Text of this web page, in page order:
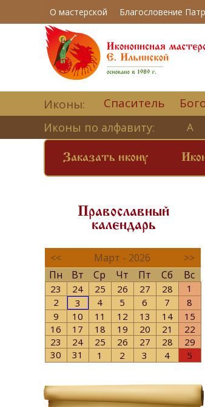
О мастерской Благословение
Иконы: Спаситель
Иконы по алфавиту: А
Заказать икону
Православный
календарь
<< Март - 2026
>>
Пн
Вт Ср Чт Пт Сб Вс
23 24 25 26 27 28
1
2
3 4 5 6 7
8
9
10 11 12 13 14
15
16
17 18 19 20 21
22
23
24 25 26 27 28
29
30
31 1 2 3 4 5